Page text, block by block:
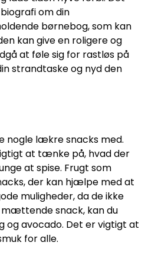
om din
børnebog, som kan
kan give en roligere og
at føle sig for rastløs på
strandtaske og nyd den
nogle lækre snacks med.
at tænke på, hvad der
at spise. Frugt som
der kan hjælpe med at
muligheder, da de ikke
mættende snack, kan du
og avocado. Det er vigtigt at
for alle.